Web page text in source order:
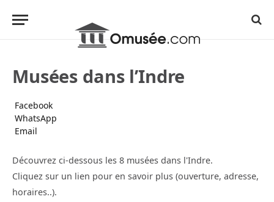
Musées dans l’Indre
Facebook
WhatsApp
Email
Découvrez ci-dessous les 8 musées dans l'Indre.
Cliquez sur un lien pour en savoir plus (ouverture, adresse,
horaires..).